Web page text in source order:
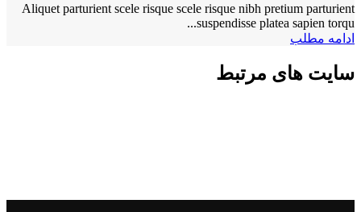
Aliquet parturient scele risque scele risque nibh pretium parturient
suspendisse platea sapien torqu...
ادامه مطلب
سایت های مرتبط